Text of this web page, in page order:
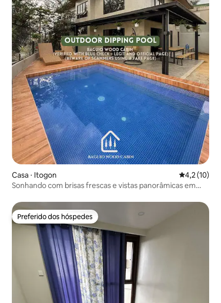
Casa ⋅ Itogon 4,2 de uma
4,2 (10)
Sonhando com brisas frescas e vistas panorâmicas em
Preferido dos hóspedes
Preferido dos hóspedes